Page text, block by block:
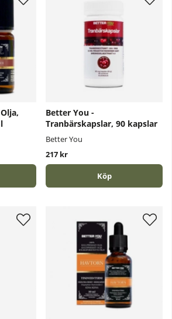
Better You -
Tranbärskapslar, 90 kapslar
Better You
217 kr
Köp